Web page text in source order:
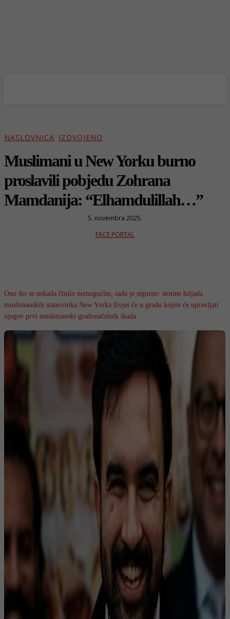
NASLOVNICA IZDVOJENO
Muslimani u New Yorku burno
proslavili pobjedu Zohrana
Mamdanija: “Elhamdulillah…”
5. novembra 2025.
FACE PORTAL
Ono što se nekada činilo nemogućim, sada je sigurno: stotine hiljada
muslimanskih stanovnika New Yorka živjet će u gradu kojim će upravljati
njegov prvi muslimanski gradonačelnik ikada.